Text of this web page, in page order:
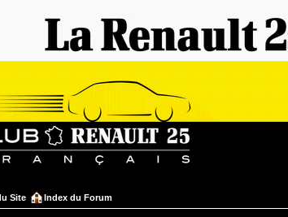
Site Index du Forum